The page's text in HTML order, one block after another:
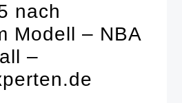
nach
Modell – NBA
–